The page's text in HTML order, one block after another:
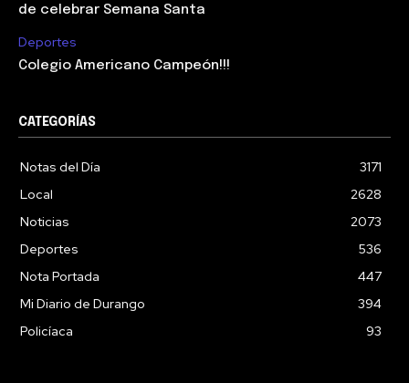
de celebrar Semana Santa
Deportes
Colegio Americano Campeón!!!
CATEGORÍAS
Notas del Día
3171
Local
2628
Noticias
2073
Deportes
536
Nota Portada
447
Mi Diario de Durango
394
Policíaca
93